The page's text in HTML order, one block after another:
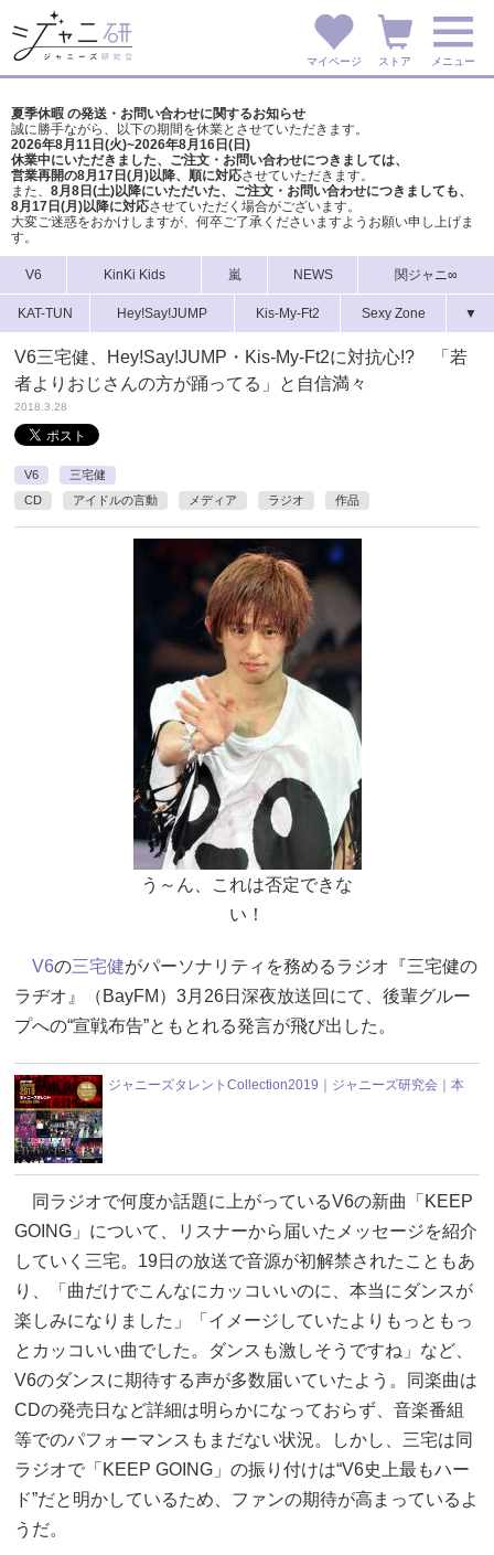
マイページ ストア メニュー
夏季休暇 の発送・お問い合わせに関するお知らせ
誠に勝手ながら、以下の期間を休業とさせていただきます。
2026年8月11日(火)~2026年8月16日(日)
休業中にいただきました、ご注文・お問い合わせにつきましては、
営業再開の8月17日(月)以降、順に対応させていただきます。
また、 8月8日(土)以降にいただいた、ご注文・ お問い合わせにつきましても、
8月17日(月)以降に対応させていただく場合がございます。
大変ご迷惑をおかけしますが、 何卒ご了承くださいますようお願い申し上げま
す。
V6 KinKi Kids 嵐 NEWS 関ジャニ∞
KAT-TUN Hey!Say!JUMP Kis-My-Ft2 Sexy Zone ▼
V6三宅健、Hey!Say!JUMP・Kis-My-Ft2に対抗心!? 「若
者よりおじさんの方が踊ってる」と自信満々
2018.3.28
V6
三宅健
CD
アイドルの言動 メディア ラジオ 作品
う～ん、これは否定できな
い！
V6の三宅健がパーソナリティを務めるラジオ『三宅健の
ラヂオ』（BayFM）3月26日深夜放送回にて、後輩グルー
プへの“宣戦布告”ともとれる発言が飛び出した。
ジャニーズタレントCollection2019｜ジャニーズ研究会｜本
同ラジオで何度か話題に上がっているV6の新曲「KEEP
GOING」について、リスナーから届いたメッセージを紹介
していく三宅。19日の放送で音源が初解禁されたこともあ
り、「曲だけでこんなにカッコいいのに、本当にダンスが
楽しみになりました」「イメージしていたよりもっともっ
とカッコいい曲でした。ダンスも激しそうですね」など、
V6のダンスに期待する声が多数届いていたよう。同楽曲は
CDの発売日など詳細は明らかになっておらず、音楽番組
等でのパフォーマンスもまだない状況。しかし、三宅は同
ラジオで「KEEP GOING」の振り付けは“V6史上最もハー
ド”だと明かしているため、ファンの期待が高まっているよ
うだ。